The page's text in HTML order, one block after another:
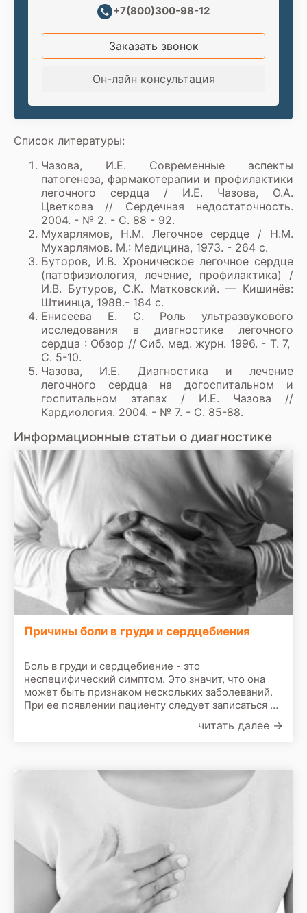
+7(800)300-98-12
Заказать звонок
Он-лайн консультация
Список литературы:
Чазова, И.Е. Современные аспекты
патогенеза, фармакотерапии и профилактики
легочного сердца / И.Е. Чазова, О.А.
Цветкова // Сердечная недостаточность.
2004. - № 2. - С. 88 - 92.
Мухарлямов, Н.М. Легочное сердце / Н.М.
Мухарлямов. М.: Медицина, 1973. - 264 с.
Буторов, И.В. Хроническое легочное сердце
(патофизиология, лечение, профилактика) /
И.В. Бутуров, С.К. Матковский. — Кишинёв:
Штиинца, 1988.- 184 с.
Енисеева Е. С. Роль ультразвукового
исследования в диагностике легочного
сердца : Обзор // Сиб. мед. журн. 1996. - Т. 7,
С. 5-10.
Чазова, И.Е. Диагностика и лечение
легочного сердца на догоспитальном и
госпитальном этапах / И.Е. Чазова //
Кардиология. 2004. - № 7. - С. 85-88.
Информационные статьи о диагностике
Причины боли в груди и сердцебиения
Боль в груди и сердцебиение - это
неспецифический симптом. Это значит, что она
может быть признаком нескольких заболеваний.
При ее появлении пациенту следует записаться на
осмотра врач назначит сделать следующие
читать далее →